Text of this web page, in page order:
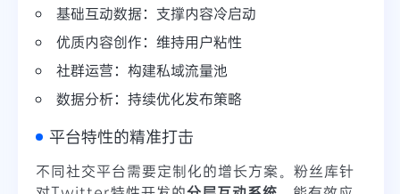
基础互动数据：支撑内容冷启动
优质内容创作：维持用户粘性
社群运营：构建私域流量池
数据分析：持续优化发布策略
平台特性的精准打击
不同社交平台需要定制化的增长方案。粉丝库针